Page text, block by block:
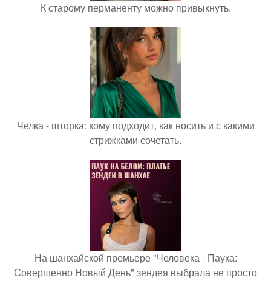
К старому перманенту можно привыкнуть.
Челка - шторка: кому подходит, как носить и с какими
стрижками сочетать.
На шанхайской премьере "Человека - Паука:
Совершенно Новый День" зендея выбрала не просто